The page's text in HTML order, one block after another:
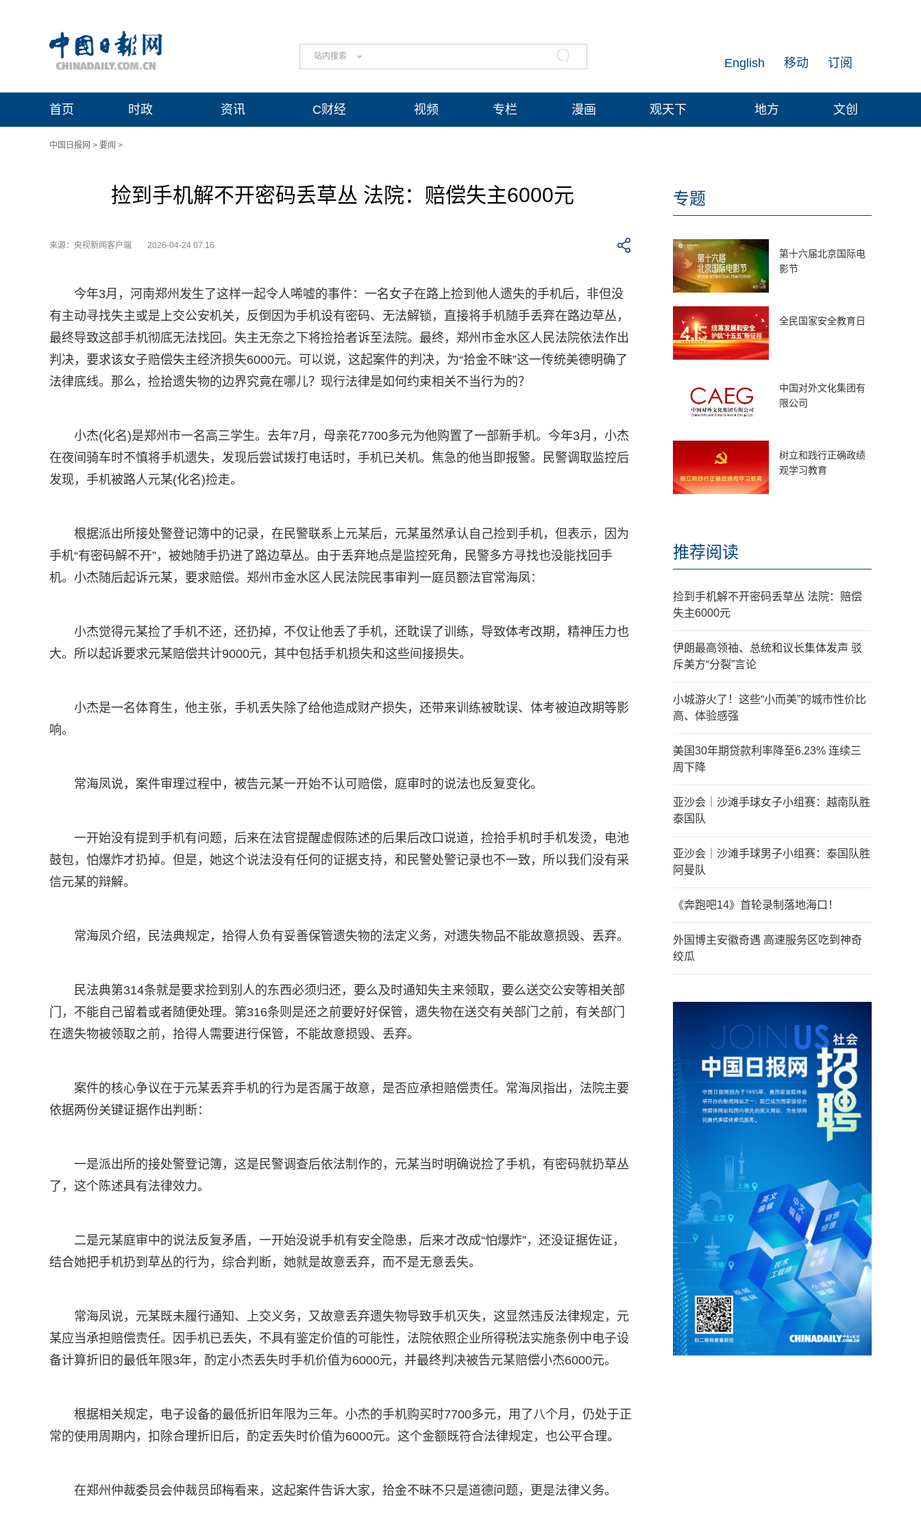
站内搜索 订阅
移动
English
首页 时政 资讯 C财经 视频 专栏 漫画 观天下 地方 文创
中国日报网 > 要闻 >
捡到手机解不开密码丢草丛 法院：赔偿失主6000元
来源：央视新闻客户端 2026-04-24 07:16
今年3月，河南郑州发生了这样一起令人唏嘘的事件：一名女子在路上捡到他人遗失的手机后，非但没
有主动寻找失主或是上交公安机关，反倒因为手机设有密码、无法解锁，直接将手机随手丢弃在路边草丛，
最终导致这部手机彻底无法找回。失主无奈之下将捡拾者诉至法院。最终，郑州市金水区人民法院依法作出
判决，要求该女子赔偿失主经济损失6000元。可以说，这起案件的判决，为“拾金不昧”这一传统美德明确了
法律底线。那么，捡拾遗失物的边界究竟在哪儿？现行法律是如何约束相关不当行为的？
小杰(化名)是郑州市一名高三学生。去年7月，母亲花7700多元为他购置了一部新手机。今年3月，小杰
在夜间骑车时不慎将手机遗失，发现后尝试拨打电话时，手机已关机。焦急的他当即报警。民警调取监控后
发现，手机被路人元某(化名)捡走。
根据派出所接处警登记簿中的记录，在民警联系上元某后，元某虽然承认自己捡到手机，但表示，因为
手机“有密码解不开”，被她随手扔进了路边草丛。由于丢弃地点是监控死角，民警多方寻找也没能找回手
机。小杰随后起诉元某，要求赔偿。郑州市金水区人民法院民事审判一庭员额法官常海凤：
小杰觉得元某捡了手机不还，还扔掉，不仅让他丢了手机，还耽误了训练，导致体考改期，精神压力也
大。所以起诉要求元某赔偿共计9000元，其中包括手机损失和这些间接损失。
小杰是一名体育生，他主张，手机丢失除了给他造成财产损失，还带来训练被耽误、体考被迫改期等影
响。
常海凤说，案件审理过程中，被告元某一开始不认可赔偿，庭审时的说法也反复变化。
一开始没有提到手机有问题，后来在法官提醒虚假陈述的后果后改口说道，捡拾手机时手机发烫，电池
鼓包，怕爆炸才扔掉。但是，她这个说法没有任何的证据支持，和民警处警记录也不一致，所以我们没有采
信元某的辩解。
常海凤介绍，民法典规定，拾得人负有妥善保管遗失物的法定义务，对遗失物品不能故意损毁、丢弃。
民法典第314条就是要求捡到别人的东西必须归还，要么及时通知失主来领取，要么送交公安等相关部
门，不能自己留着或者随便处理。第316条则是还之前要好好保管，遗失物在送交有关部门之前，有关部门
在遗失物被领取之前，拾得人需要进行保管，不能故意损毁、丢弃。
案件的核心争议在于元某丢弃手机的行为是否属于故意，是否应承担赔偿责任。常海凤指出，法院主要
依据两份关键证据作出判断：
一是派出所的接处警登记簿，这是民警调查后依法制作的，元某当时明确说捡了手机，有密码就扔草丛
了，这个陈述具有法律效力。
二是元某庭审中的说法反复矛盾，一开始没说手机有安全隐患，后来才改成“怕爆炸”，还没证据佐证，
结合她把手机扔到草丛的行为，综合判断，她就是故意丢弃，而不是无意丢失。
常海凤说，元某既未履行通知、上交义务，又故意丢弃遗失物导致手机灭失，这显然违反法律规定，元
某应当承担赔偿责任。因手机已丢失，不具有鉴定价值的可能性，法院依照企业所得税法实施条例中电子设
备计算折旧的最低年限3年，酌定小杰丢失时手机价值为6000元，并最终判决被告元某赔偿小杰6000元。
根据相关规定，电子设备的最低折旧年限为三年。小杰的手机购买时7700多元，用了八个月，仍处于正
常的使用周期内，扣除合理折旧后，酌定丢失时价值为6000元。这个金额既符合法律规定，也公平合理。
在郑州仲裁委员会仲裁员邱梅看来，这起案件告诉大家，拾金不昧不只是道德问题，更是法律义务。
专题
第十六届北京国际电
影节
全民国家安全教育日
中国对外文化集团有
限公司
树立和践行正确政绩
观学习教育
推荐阅读
捡到手机解不开密码丢草丛 法院：赔偿
失主6000元
伊朗最高领袖、总统和议长集体发声 驳
斥美方“分裂”言论
小城游火了！这些“小而美”的城市性价比
高、体验感强
美国30年期贷款利率降至6.23% 连续三
周下降
亚沙会｜沙滩手球女子小组赛：越南队胜
泰国队
亚沙会｜沙滩手球男子小组赛：泰国队胜
阿曼队
《奔跑吧14》首轮录制落地海口！
外国博主安徽奇遇 高速服务区吃到神奇
绞瓜